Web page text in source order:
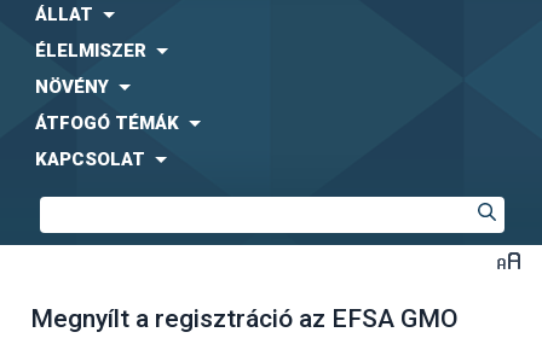
ÁLLAT
ÉLELMISZER
NÖVÉNY
ÁTFOGÓ TÉMÁK
KAPCSOLAT
Megnyílt a regisztráció az EFSA GMO